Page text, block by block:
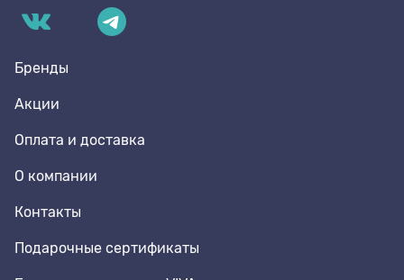
Бренды
Акции
Оплата и доставка
О компании
Контакты
Подарочные сертификаты